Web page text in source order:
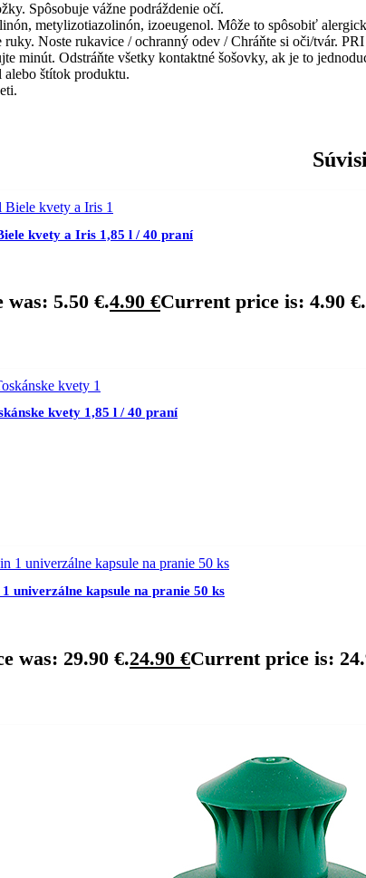
Spôsobuje vážne podráždenie očí.
metylizotiazolinón, izoeugenol. Môže to spôsobiť
ruky. Noste rukavice / ochranný odev / Chráňte si oči/
minút. Odstráňte všetky kontaktné šošovky, ak je to
štítok produktu.
kvety a Iris 1,85 l / 40 praní
5.50 €.4.90 €Current price is: 4.90 €.
kvety 1,85 l / 40 praní
univerzálne kapsule na pranie 50 ks
was: 29.90 €.24.90 €Current price is: